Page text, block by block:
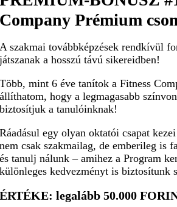
Company Prémium
A szakmai továbbképzések rendkívül
játszanak a hosszú távú sikereidben!
Több, mint 6 éve tanítok a Fitness
állíthatom, hogy a legmagasabb
biztosítjuk a tanulóinknak!
Ráadásul egy olyan oktatói csapat
nem csak szakmailag, de emberileg is
és tanulj nálunk – amihez a Program
különleges kedvezményt is biztosítunk
ÉRTÉKE: legalább 50.000